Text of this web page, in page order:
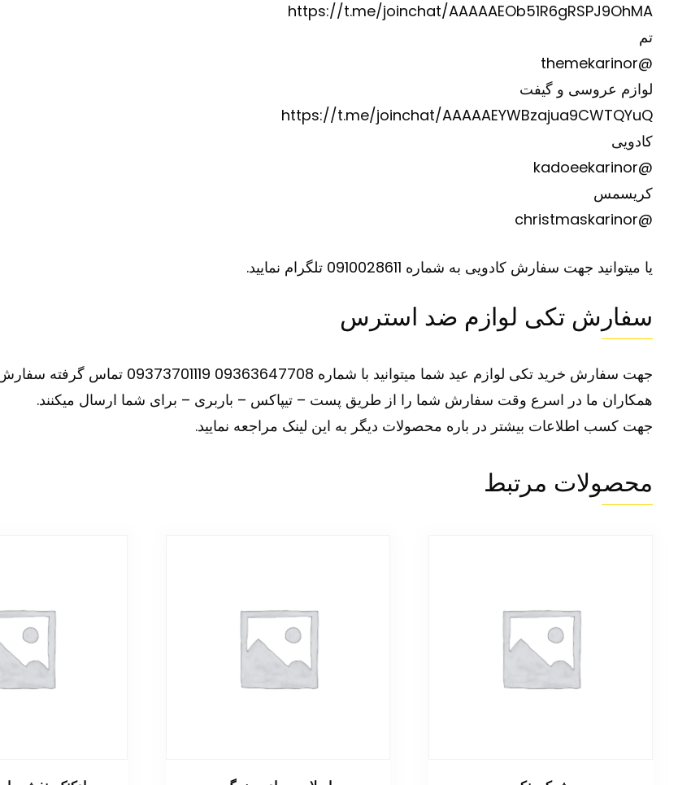
https://t.me/joinchat/AAAAAEOb51R6gRSPJ9OhMA
تم
@themekarinor
لوازم عروسی و گیفت
https://t.me/joinchat/AAAAAEYWBzajua9CWTQYuQ
کادویی
@kadoeekarinor
کریسمس
@christmaskarinor
یا میتوانید جهت سفارش کادویی به شماره 0910028611 تلگرام نمایید.
سفارش تکی لوازم ضد استرس
جهت سفارش خرید تکی لوازم عید شما میتوانید با شماره 09363647708 09373701119 تماس گرفته سفارش خود را ثبت کنید.
همکاران ما در اسرع وقت سفارش شما را از طریق پست – تیپاکس – باربری – برای شما ارسال میکنند.
جهت کسب اطلاعات بیشتر در باره محصولات دیگر به این لینک مراجعه نمایید.
محصولات مرتبط